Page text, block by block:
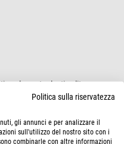
le vostre lenti pulite e senza
il panno di pulizia SPUDZ
e chiudere ed è sempre a
solo è bello, ma anche molto
LCD, il panno di pulizia in
Politica sulla riservatezza
gli annunci e per analizzare il
sull'utilizzo del nostro sito con i
combinarle con altre informazioni